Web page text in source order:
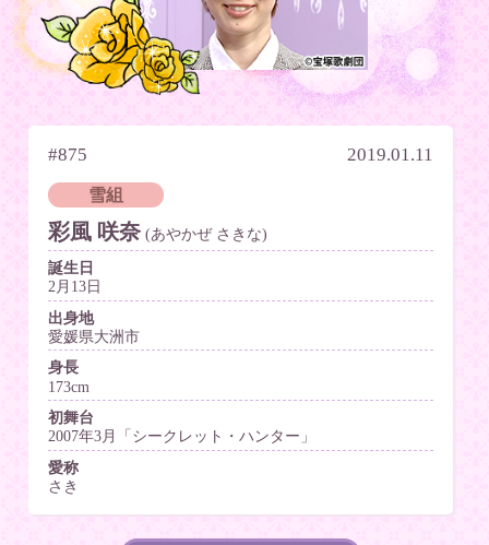
#875 2019.01.11
雪組
彩風 咲奈 (あやかぜ さきな)
誕生日
2月13日
出身地
愛媛県大洲市
身長
173cm
初舞台
2007年3月「シークレット・ハンター」
愛称
さき